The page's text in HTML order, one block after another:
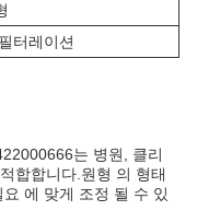
터레이션
는 병원, 클리
합합니다.원형 의 형태
에 맞게 조정 될 수 있